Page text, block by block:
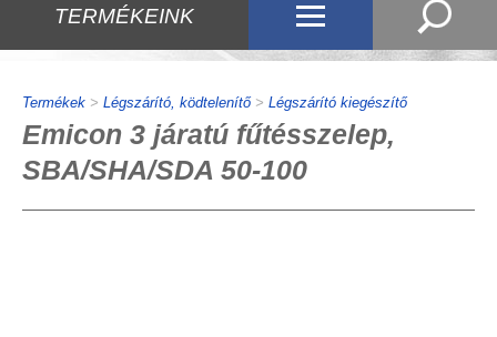
TERMÉKEINK
Termékek > Légszárító, ködtelenítő> Légszárító kiegészítő
Emicon 3 járatú fűtésszelep,
SBA/SHA/SDA 50-100